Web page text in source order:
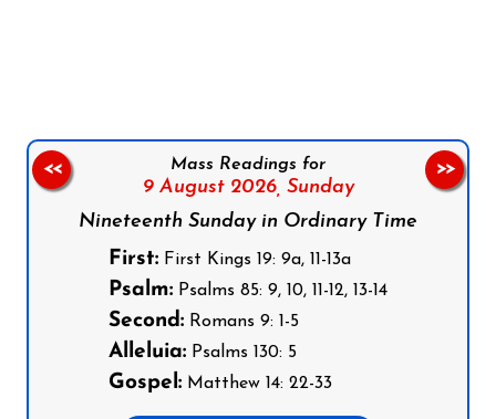
Mass Readings for
9 August 2026, Sunday
Nineteenth Sunday in Ordinary Time
First: First Kings 19: 9a, 11-13a
Psalm: Psalms 85: 9, 10, 11-12, 13-14
Second: Romans 9: 1-5
Alleluia: Psalms 130: 5
Gospel: Matthew 14: 22-33
<< >>